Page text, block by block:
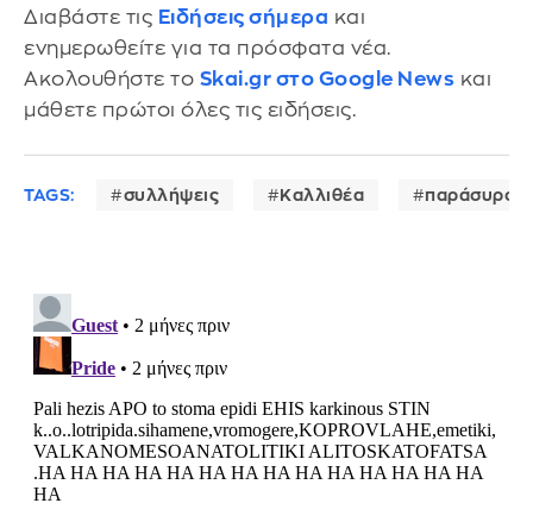
Διαβάστε τις Ειδήσεις σήμερα και
ενημερωθείτε για τα πρόσφατα νέα.
Ακολουθήστε το Skai.gr στο Google News και
μάθετε πρώτοι όλες τις ειδήσεις.
TAGS: συλλήψεις Καλλιθέα παράσυρση